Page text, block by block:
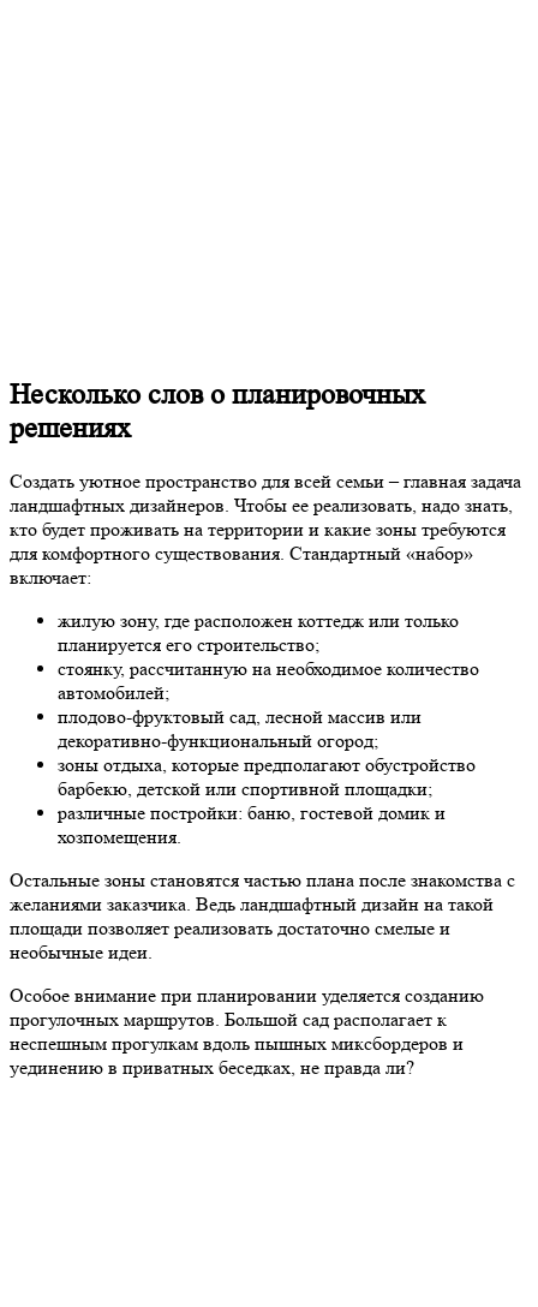
Несколько слов о планировочных
решениях
Создать уютное пространство для всей семьи – главная задача
ландшафтных дизайнеров. Чтобы ее реализовать, надо знать,
кто будет проживать на территории и какие зоны требуются
для комфортного существования. Стандартный «набор»
включает:
жилую зону, где расположен коттедж или только
планируется его строительство;
стоянку, рассчитанную на необходимое количество
автомобилей;
плодово-фруктовый сад, лесной массив или
декоративно-функциональный огород;
зоны отдыха, которые предполагают обустройство
барбекю, детской или спортивной площадки;
различные постройки: баню, гостевой домик и
хозпомещения.
Остальные зоны становятся частью плана после знакомства с
желаниями заказчика. Ведь ландшафтный дизайн на такой
площади позволяет реализовать достаточно смелые и
необычные идеи.
Особое внимание при планировании уделяется созданию
прогулочных маршрутов. Большой сад располагает к
неспешным прогулкам вдоль пышных миксбордеров и
уединению в приватных беседках, не правда ли?